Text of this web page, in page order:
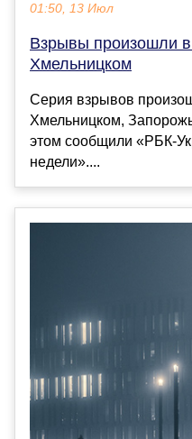
01:50, 13 Июл
Взрывы произошли
Хмельницком
Серия взрывов
Хмельницком,
этом сообщили «РБК-
недели»....